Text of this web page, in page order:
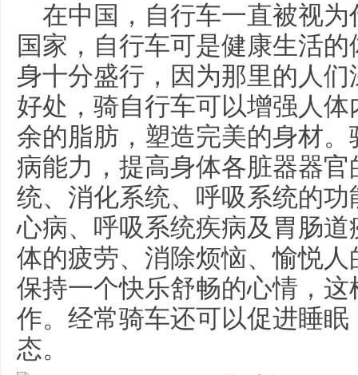
在中国，自行车一直被视
国家，自行车可是健康生活
身十分盛行，因为那里的人
好处，骑自行车可以增强人
余的脂肪，塑造完美的身材
病能力，提高身体各脏器器
统、消化系统、呼吸系统的
心病、呼吸系统疾病及胃肠
体的疲劳、消除烦恼、愉悦
保持一个快乐舒畅的心情，
作。经常骑车还可以促进睡
态。